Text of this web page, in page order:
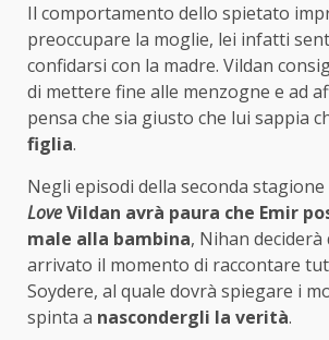
Il comportamento dello spietato
preoccupare la moglie, lei infatti
confidarsi con la madre. Vildan
di mettere fine alle menzogne e ad
pensa che sia giusto che lui sappia
figlia.
Negli episodi della seconda stagione
LoveVildan avrà paura che Emir
male alla bambina, Nihan deciderà
arrivato il momento di raccontare
Soydere, al quale dovrà spiegare i
spinta a nascondergli la verità.